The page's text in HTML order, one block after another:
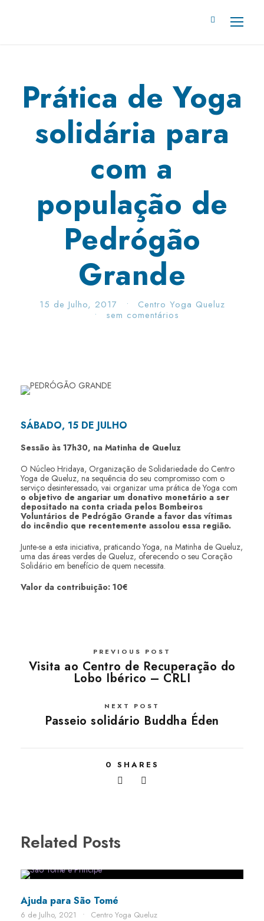
Prática de Yoga
solidária para
com a
população de
Pedrógão
Grande
15 de Julho, 2017 •
Centro Yoga Queluz
•
sem comentários
SÁBADO, 15 DE JULHO
Sessão às 17h30, na Matinha de Queluz
O Núcleo Hridaya, Organização de Solidariedade do Centro
Yoga de Queluz, na sequência do seu compromisso com o
serviço desinteressado, vai organizar uma prática de Yoga com
o objetivo de angariar um donativo monetário a ser
depositado na conta criada pelos Bombeiros
Voluntários de Pedrógão Grande a favor das vítimas
do incêndio que recentemente assolou essa região.
Junte-se a esta iniciativa, praticando Yoga, na Matinha de Queluz,
uma das áreas verdes de Queluz, oferecendo o seu Coração
Solidário em benefício de quem necessita.
Valor da contribuição: 10€
PREVIOUS POST
Visita ao Centro de Recuperação do
Lobo Ibérico – CRLI
NEXT POST
Passeio solidário Buddha Éden
0 SHARES
Related Posts
Ajuda para São Tomé
6 de Julho, 2021 • Centro Yoga Queluz